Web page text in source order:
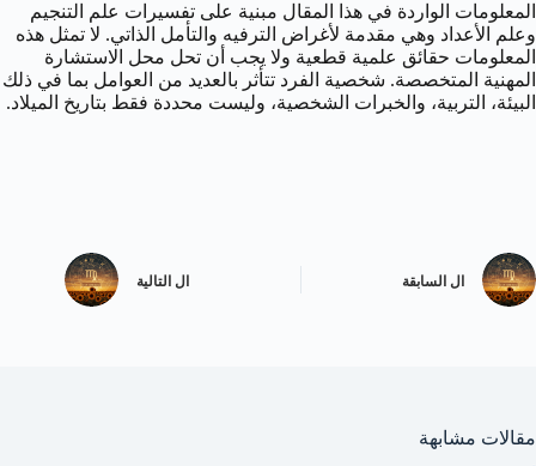
المعلومات الواردة في هذا المقال مبنية على تفسيرات علم التنجيم
وعلم الأعداد وهي مقدمة لأغراض الترفيه والتأمل الذاتي. لا تمثل هذه
المعلومات حقائق علمية قطعية ولا يجب أن تحل محل الاستشارة
المهنية المتخصصة. شخصية الفرد تتأثر بالعديد من العوامل بما في ذلك
البيئة، التربية، والخبرات الشخصية، وليست محددة فقط بتاريخ الميلاد.
ال السابقة ال التالية
مقالات مشابهة